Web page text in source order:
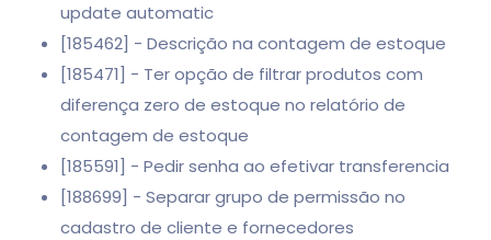
update automatic
[185462] - Descrição na contagem de estoque
[185471] - Ter opção de filtrar produtos com
diferença zero de estoque no relatório de
contagem de estoque
[185591] - Pedir senha ao efetivar transferencia
[188699] - Separar grupo de permissão no
cadastro de cliente e fornecedores